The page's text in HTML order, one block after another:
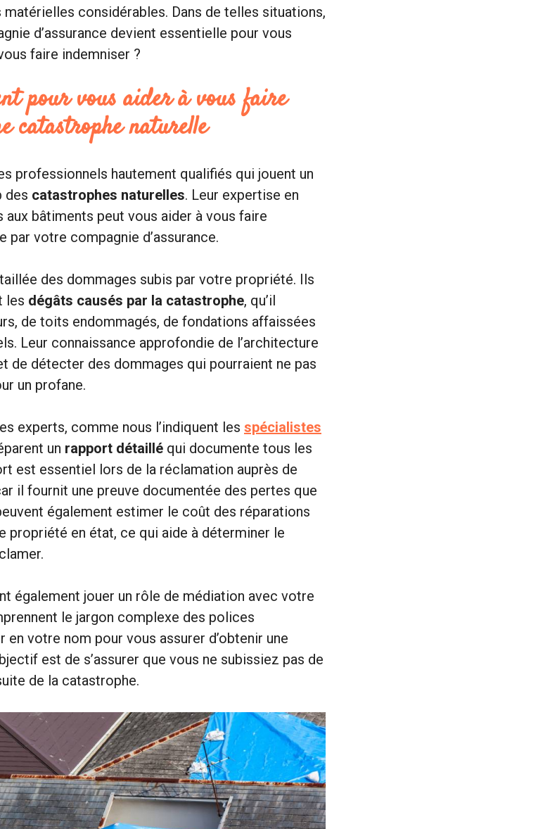
considérables. Dans de telles situations,
d’assurance devient essentielle pour vous
faire indemniser ?
pour vous aider à vous faire
catastrophe naturelle
professionnels hautement qualifiés qui jouent un
des catastrophes naturelles. Leur expertise en
aux bâtiments peut vous aider à vous faire
par votre compagnie d’assurance.
des dommages subis par votre propriété. Ils
les dégâts causés par la catastrophe, qu’il
de toits endommagés, de fondations affaissées
Leur connaissance approfondie de l’architecture
de détecter des dommages qui pourraient ne pas
un profane.
experts, comme nous l’indiquent les spécialistes
un rapport détaillé qui documente tous les
est essentiel lors de la réclamation auprès de
il fournit une preuve documentée des pertes que
également estimer le coût des réparations
propriété en état, ce qui aide à déterminer le
également jouer un rôle de médiation avec votre
le jargon complexe des polices
en votre nom pour vous assurer d’obtenir une
est de s’assurer que vous ne subissiez pas de
de la catastrophe.